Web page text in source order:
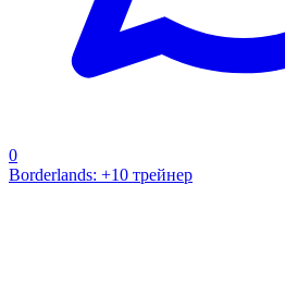
0
Borderlands: +10 трейнер